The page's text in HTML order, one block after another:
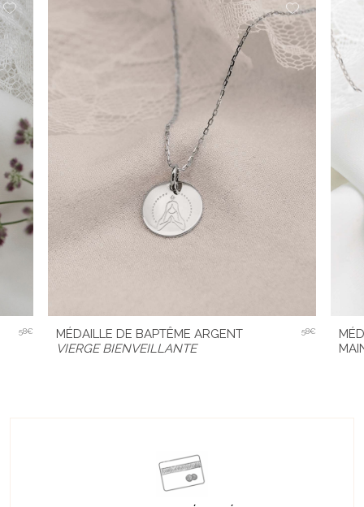
58€
MÉDAILLE DE BAPTÊME ARGENT
VIERGE BIENVEILLANTE
58€